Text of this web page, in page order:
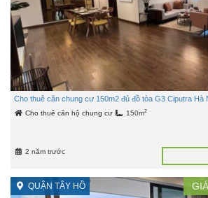
Cho thuê căn chung cư 150m2 đủ đồ tòa G3 Ciputra Hà
Cho thuê căn hộ chung cư 150m2
2 năm trước
QUẬN TÂY HỒ